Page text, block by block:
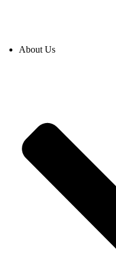
About Us